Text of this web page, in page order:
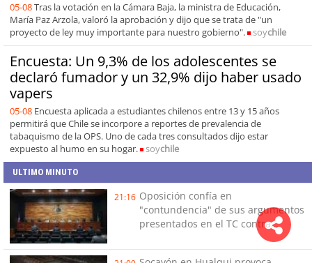
05-08Tras la votación en la Cámara Baja, la ministra de Educación,
María Paz Arzola, valoró la aprobación y dijo que se trata de "un
proyecto de ley muy importante para nuestro gobierno".
soychile
Encuesta: Un 9,3% de los adolescentes se
declaró fumador y un 32,9% dijo haber usado
vapers
05-08 Encuesta aplicada a estudiantes chilenos entre 13 y 15 años
permitirá que Chile se incorpore a reportes de prevalencia de
tabaquismo de la OPS. Uno de cada tres consultados dijo estar
expuesto al humo en su hogar.
soychile
ULTIMO MINUTO
21:16 Oposición confía en
"contundencia" de sus argumentos
presentados en el TC contra